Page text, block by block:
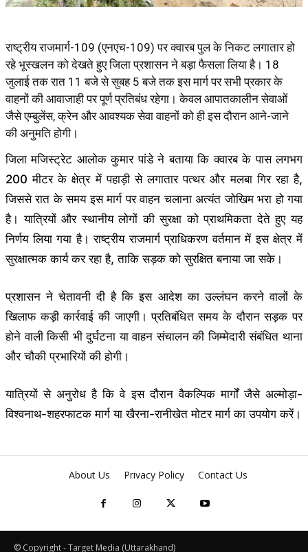
राष्ट्रीय राजमार्ग-109 (एनएच-109) पर क्वारब पुल के निकट लगातार हो
रहे भूस्खलन को देखते हुए जिला प्रशासन ने बड़ा फैसला लिया है। 18
जुलाई तक रात 11 बजे से सुबह 5 बजे तक इस मार्ग पर सभी प्रकार के
वाहनों की आवाजाही पर पूर्ण प्रतिबंध रहेगा। केवल आपातकालीन सेवाओं
जैसे एम्बुलेंस, क्रेन और आवश्यक सेवा वाहनों को ही इस दौरान आने-जाने
की अनुमति होगी।
जिला मजिस्ट्रेट आलोक कुमार पांडे ने बताया कि क्वारब के पास लगभग
200 मीटर के क्षेत्र में पहाड़ी से लगातार पत्थर और मलबा गिर रहा है,
जिससे रात के समय इस मार्ग पर वाहन चलाना अत्यंत जोखिम भरा हो गया
है। यात्रियों और स्थानीय लोगों की सुरक्षा को प्राथमिकता देते हुए यह
निर्णय लिया गया है। राष्ट्रीय राजमार्ग प्राधिकरण वर्तमान में इस क्षेत्र में
सुरक्षात्मक कार्य कर रहा है, ताकि सड़क को सुरक्षित बनाया जा सके।
प्रशासन ने चेतावनी दी है कि इस आदेश का उल्लंघन करने वालों के
खिलाफ कड़ी कार्रवाई की जाएगी। प्रतिबंधित समय के दौरान सड़क पर
होने वाली किसी भी दुर्घटना या वाहन संचालन की जिम्मेदारी संबंधित थाना
और चौकी प्रभारियों की होगी।
यात्रियों से अनुरोध है कि वे इस दौरान वैकल्पिक मार्गों जैसे अल्मोड़ा-
विश्वनाथ-शहरफाटक मार्ग या खैरना-रानीखेत मोटर मार्ग का उपयोग करें।
About Us Privacy Policy Contact Us
© Copyright - Target Media (Uttarakhand)